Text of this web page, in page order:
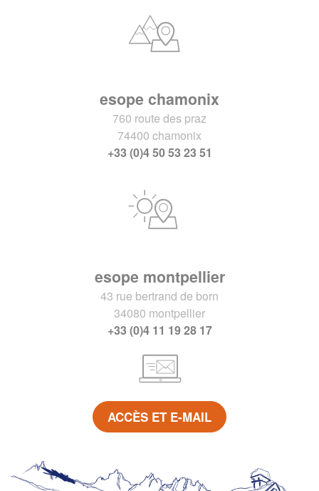
esope chamonix
760 route des praz
74400 chamonix
+33 (0)4 50 53 23 51
esope montpellier
43 rue bertrand de born
34080 montpellier
+33 (0)4 11 19 28 17
ACCÈS ET E-MAIL